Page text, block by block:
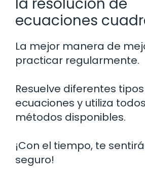
ecuaciones
La mejor manera de
practicar regularmente.
Resuelve diferentes
ecuaciones y utiliza
métodos disponibles.
¡Con el tiempo, te
seguro!